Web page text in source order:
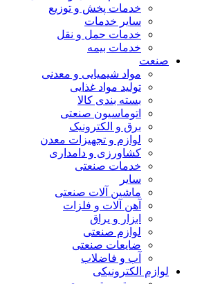
خدمات پخش و توزیع
سایر خدمات
خدمات حمل و نقل
خدمات بیمه
صنعت
مواد شیمیایی و معدنی
تولید مواد غذایی
بسته بندی کالا
اتوماسیون صنعتی
برق و الکترونیک
لوازم و تجهیزات معدن
کشاورزی و دامداری
خدمات صنعتی
سایر
ماشین آلات صنعتی
آهن آلات و فلزات
ابزار و یراق
لوازم صنعتی
ضایعات صنعتی
آب و فاضلاب
لوازم الکترونیکی